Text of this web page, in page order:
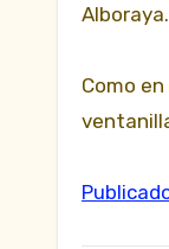
Alboraya.
Como